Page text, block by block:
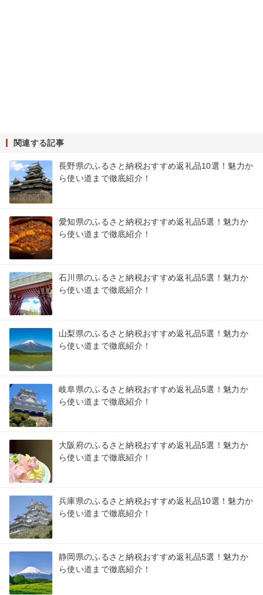
関連する記事
長野県のふるさと納税おすすめ返礼品10選！魅力か
ら使い道まで徹底紹介！
愛知県のふるさと納税おすすめ返礼品5選！魅力か
ら使い道まで徹底紹介！
石川県のふるさと納税おすすめ返礼品5選！魅力か
ら使い道まで徹底紹介！
山梨県のふるさと納税おすすめ返礼品5選！魅力か
ら使い道まで徹底紹介！
岐阜県のふるさと納税おすすめ返礼品5選！魅力か
ら使い道まで徹底紹介！
大阪府のふるさと納税おすすめ返礼品5選！魅力か
ら使い道まで徹底紹介！
兵庫県のふるさと納税おすすめ返礼品10選！魅力か
ら使い道まで徹底紹介！
静岡県のふるさと納税おすすめ返礼品5選！魅力か
ら使い道まで徹底紹介！